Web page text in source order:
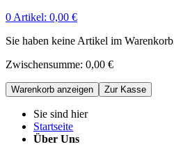
0 Artikel: 0,00 €
Sie haben keine Artikel im
Zwischensumme: 0,00 €
Warenkorb anzeigen Zur Kasse
Sie sind hier
Startseite
Über Uns